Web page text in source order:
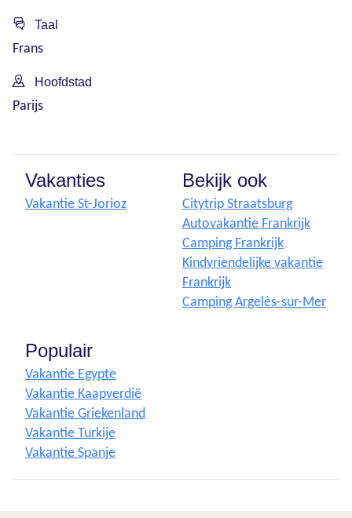
Taal
Frans
Hoofdstad
Parijs
Vakanties
Vakantie St-Jorioz
Bekijk ook
Citytrip Straatsburg
Autovakantie Frankrijk
Camping Frankrijk
Kindvriendelijke vakantie
Frankrijk
Camping Argelès-sur-Mer
Populair
Vakantie Egypte
Vakantie Kaapverdië
Vakantie Griekenland
Vakantie Turkije
Vakantie Spanje